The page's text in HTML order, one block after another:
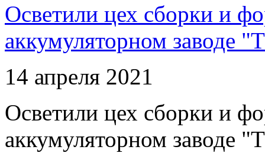
Осветили цех сборки и
аккумуляторном заводе
14 апреля 2021
Осветили цех сборки и
аккумуляторном заводе